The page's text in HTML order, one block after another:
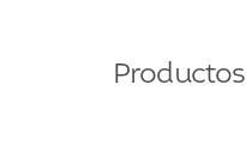
Productos